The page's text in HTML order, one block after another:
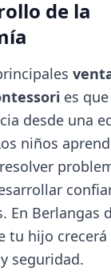
de la
es
desde una
niños
En Berlangas
tu hijo
seguridad.